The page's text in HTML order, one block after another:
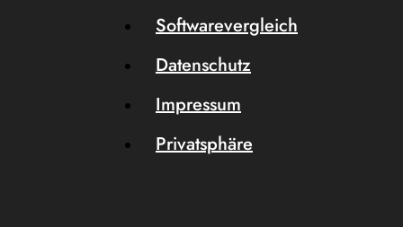
Softwarevergleich
Datenschutz
Impressum
Privatsphäre